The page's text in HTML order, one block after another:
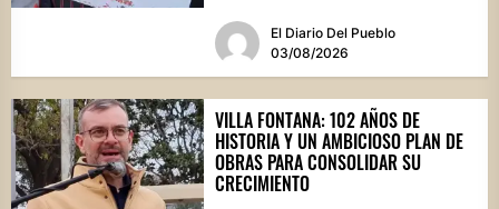
El Diario Del Pueblo
03/08/2026
VILLA FONTANA: 102 AÑOS DE
HISTORIA Y UN AMBICIOSO PLAN DE
OBRAS PARA CONSOLIDAR SU
CRECIMIENTO